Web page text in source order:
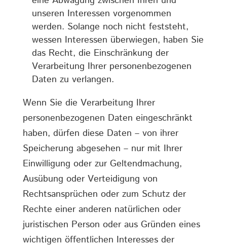
unseren Interessen vorgenommen
werden. Solange noch nicht feststeht,
wessen Interessen überwiegen, haben Sie
das Recht, die Einschränkung der
Verarbeitung Ihrer personenbezogenen
Daten zu verlangen.
Wenn Sie die Verarbeitung Ihrer
personenbezogenen Daten eingeschränkt
haben, dürfen diese Daten – von ihrer
Speicherung abgesehen – nur mit Ihrer
Einwilligung oder zur Geltendmachung,
Ausübung oder Verteidigung von
Rechtsansprüchen oder zum Schutz der
Rechte einer anderen natürlichen oder
juristischen Person oder aus Gründen eines
wichtigen öffentlichen Interesses der